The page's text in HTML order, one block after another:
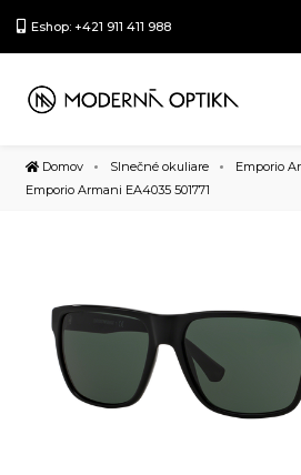
Eshop: +421 911 411 988
Domov Slnečné okuliare
Emporio
Emporio Armani EA4035 501771